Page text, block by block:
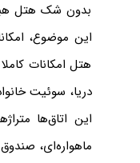
بدون شک هتل
این موضوع،
هتل امکانات
دریا، سوئیت
این اتاق‌ها
ماهواره‌ای،